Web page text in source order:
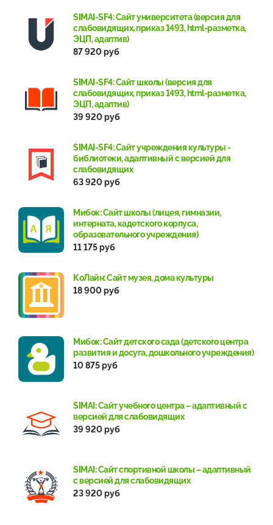
SIMAI-SF4: Сайт университета (версия для
слабовидящих, приказ 1493, html-разметка,
ЭЦП, адаптив)
87 920 руб
SIMAI-SF4: Сайт школы (версия для
слабовидящих, приказ 1493, html-разметка,
ЭЦП, адаптив)
39 920 руб
SIMAI-SF4: Сайт учреждения культуры -
библиотеки, адаптивный с версией для
слабовидящих
63 920 руб
Мибок: Сайт школы (лицея, гимназии,
интерната, кадетского корпуса,
образовательного учреждения)
11 175 руб
КоЛайн: Сайт музея, дома культуры
18 900 руб
Мибок: Сайт детского сада (детского центра
развития и досуга, дошкольного учреждения)
10 875 руб
SIMAI: Сайт учебного центра – адаптивный с
версией для слабовидящих
39 920 руб
SIMAI: Сайт спортивной школы – адаптивный
с версией для слабовидящих
23 920 руб